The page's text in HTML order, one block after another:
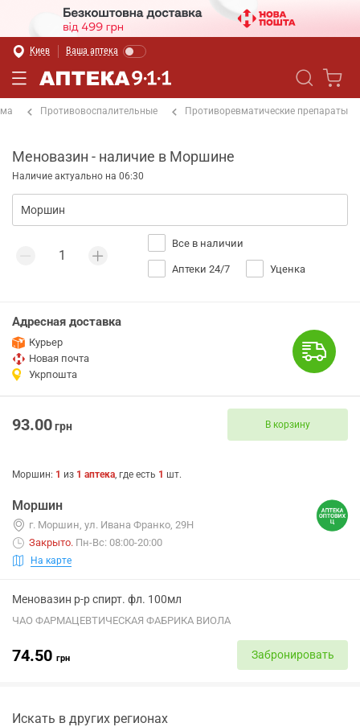
Киев Ваша аптека
Противовоспалительные Противоревматические препараты
Меновазин - наличие в Моршине
Наличие актуально на 06:30
Все в наличии
Аптеки 24/7 Уценка
Адресная доставка
Курьер
Новая почта
Укрпошта
93.00грн В корзину
Моршин: 1 из 1 аптека, где есть 1 шт.
Моршин
г. Моршин, ул. Ивана Франко, 29Н
Закрыто. Пн-Вс: 08:00-20:00
На карте
Меновазин р-р спирт. фл. 100мл
ЧАО ФАРМАЦЕВТИЧЕСКАЯ ФАБРИКА ВИОЛА
74.50 грн Забронировать
Искать в других регионах